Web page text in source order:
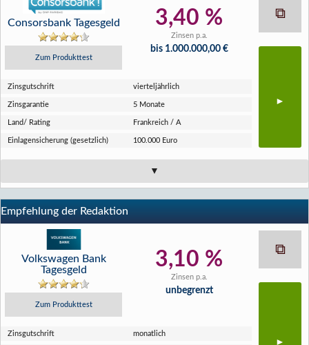
Consorsbank Tagesgeld
Zum Produkttest
3,40 %
Zinsen p.a.
bis 1.000.000,00 €
Zins­gutschrift vierteljährlich
Zins­garantie 5 Monate
Land/ Rating Frankreich / A
Einlagen­sicherung (gesetzlich) 100.000 Euro
Empfehlung der Redaktion
Volkswagen Bank
Tagesgeld
Zum Produkttest
3,10 %
Zinsen p.a.
unbegrenzt
Zins­gutschrift monatlich